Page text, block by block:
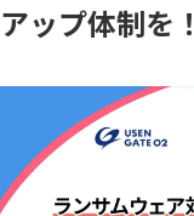
アップ体制を！